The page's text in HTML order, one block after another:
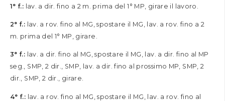
1° f.: lav. a dir. fino a 2 m. prima del 1° MP, girare il lavoro.
2° f.: lav. a rov. fino al MG, spostare il MG, lav. a rov. fino a 2
m. prima del 1° MP, girare.
3° f.: lav. a dir. fino al MG, spostare il MG, lav. a dir. fino al MP
seg., SMP, 2 dir., SMP, lav. a dir. fino al prossimo MP, SMP, 2
dir., SMP, 2 dir., girare.
4° f.: lav. a rov. fino al MG, spostare il MG, lav. a rov. fino al